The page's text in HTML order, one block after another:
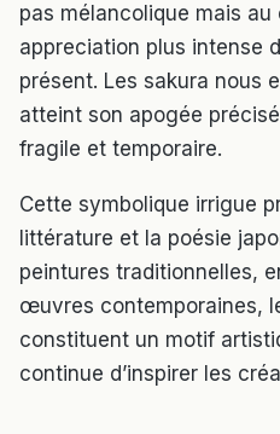
pas mélancolique mais au
appreciation plus intense
présent. Les sakura nous
atteint son apogée
fragile et temporaire.
Cette symbolique irrigue
littérature et la poésie
peintures traditionnelles,
œuvres contemporaines,
constituent un motif
continue d’inspirer les